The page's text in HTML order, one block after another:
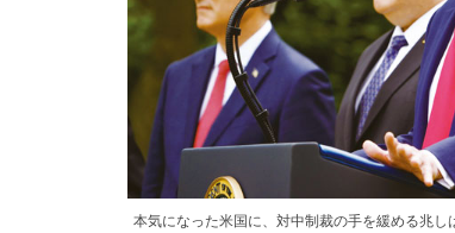
本気になった米国に、対中制裁の手を緩める兆し